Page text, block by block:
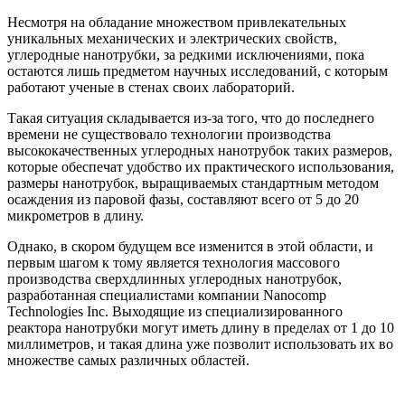
Несмотря на обладание множеством привлекательных
уникальных механических и электрических свойств,
углеродные нанотрубки, за редкими исключениями, пока
остаются лишь предметом научных исследований, с которым
работают ученые в стенах своих лабораторий.
Такая ситуация складывается из-за того, что до последнего
времени не существовало технологии производства
высококачественных углеродных нанотрубок таких размеров,
которые обеспечат удобство их практического использования,
размеры нанотрубок, выращиваемых стандартным методом
осаждения из паровой фазы, составляют всего от 5 до 20
микрометров в длину.
Однако, в скором будущем все изменится в этой области, и
первым шагом к тому является технология массового
производства сверхдлинных углеродных нанотрубок,
разработанная специалистами компании Nanocomp
Technologies Inc. Выходящие из специализированного
реактора нанотрубки могут иметь длину в пределах от 1 до 10
миллиметров, и такая длина уже позволит использовать их во
множестве самых различных областей.